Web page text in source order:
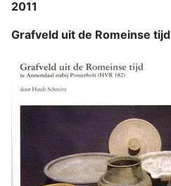
2011
Grafveld uit de Romeinse tijd